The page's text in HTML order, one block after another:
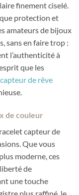
finement ciselé.
protection et
amateurs de bijoux
sans en faire trop :
l’authenticité à
que les
de rêve
de couleur
capteur de
Que vous
moderne, ces
de
une touche